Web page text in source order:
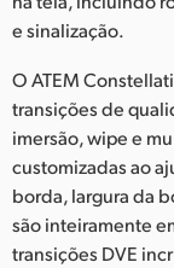
e sinalização.
O ATEM
transições de
imersão, wipe e
customizadas ao
borda, largura da
são inteiramente
transições DVE